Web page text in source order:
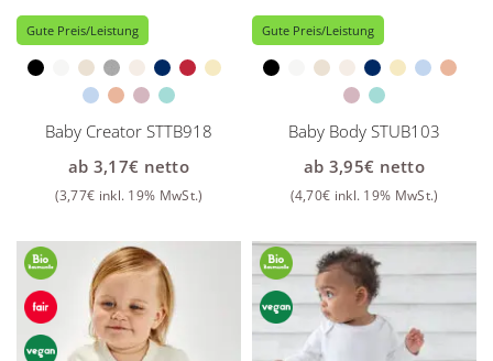
Gute Preis/Leistung
Baby Creator STTB918
ab 3,17€ netto
(3,77€ inkl. 19% MwSt.)
Gute Preis/Leistung
Baby Body STUB103
ab 3,95€ netto
(4,70€ inkl. 19% MwSt.)